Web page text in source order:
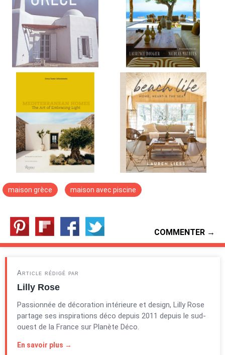
maison grèce maison avec piscine
COMMENTER →
Article rédigé par
Lilly Rose
Passionnée de décoration intérieure et design, Lilly Rose
partage ses inspirations déco depuis 2011 depuis le sud-
ouest de la France sur Planète Déco.
En savoir plus →